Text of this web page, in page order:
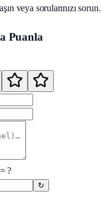
veya sorularınızı sorun.
Puanla
?
↻